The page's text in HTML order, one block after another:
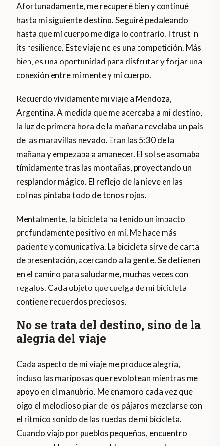
Afortunadamente, me recuperé bien y continué
hasta mi siguiente destino. Seguiré pedaleando
hasta que mi cuerpo me diga lo contrario. I trust in
its resilience. Este viaje no es una competición. Más
bien, es una oportunidad para disfrutar y forjar una
conexión entre mi mente y mi cuerpo.
Recuerdo vívidamente mi viaje a Mendoza,
Argentina. A medida que me acercaba a mi destino,
la luz de primera hora de la mañana revelaba un país
de las maravillas nevado. Eran las 5:30 de la
mañana y empezaba a amanecer. El sol se asomaba
tímidamente tras las montañas, proyectando un
resplandor mágico. El reflejo de la nieve en las
colinas pintaba todo de tonos rojos.
Mentalmente, la bicicleta ha tenido un impacto
profundamente positivo en mí. Me hace más
paciente y comunicativa. La bicicleta sirve de carta
de presentación, acercando a la gente. Se detienen
en el camino para saludarme, muchas veces con
regalos. Cada objeto que cuelga de mi bicicleta
contiene recuerdos preciosos.
No se trata del destino, sino de la
alegría del viaje
Cada aspecto de mi viaje me produce alegría,
incluso las mariposas que revolotean mientras me
apoyo en el manubrio. Me enamoro cada vez que
oigo el melodioso piar de los pájaros mezclarse con
el rítmico sonido de las ruedas de mi bicicleta.
Cuando viajo por pueblos pequeños, encuentro